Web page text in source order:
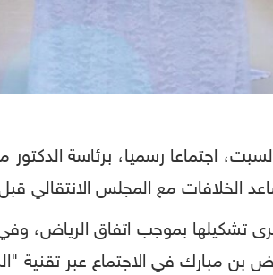
اجتماعا رسميا، برئاسة
الخلافات مع المجلس الانتقالي
تشكيلها بموجب اتفاق الرياض، وفي
بن مبارك في الاجتماع عبر تقنية